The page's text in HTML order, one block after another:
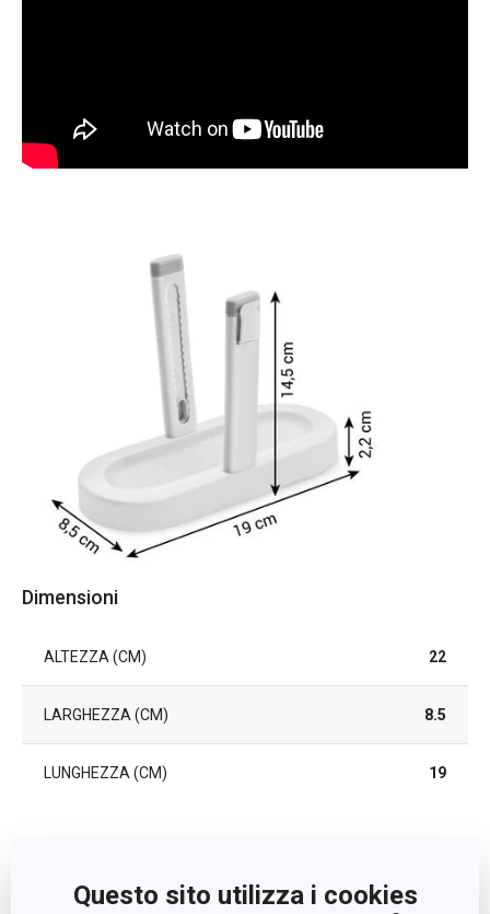
Questo sito utilizza i cookies
Dimensioni
ALTEZZA (CM) 22
LARGHEZZA (CM) 8.5
LUNGHEZZA (CM) 19